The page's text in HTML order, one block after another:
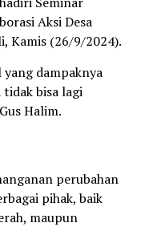
Aksi Desa
Kamis (26/9/2024).
dampaknya
bisa lagi
Halim.
perubahan
pihak, baik
maupun